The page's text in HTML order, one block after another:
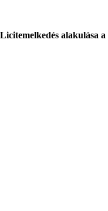
Licitemelkedés alakulása a